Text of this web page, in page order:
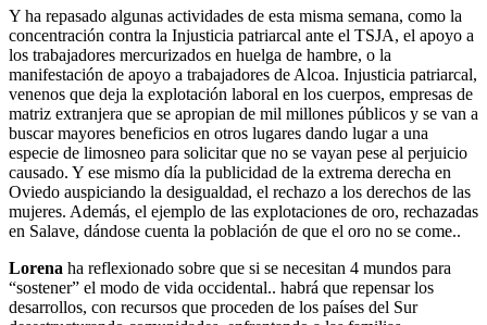
Y ha repasado algunas actividades de esta misma semana, como la
concentración contra la Injusticia patriarcal ante el TSJA, el apoyo a
los trabajadores mercurizados en huelga de hambre, o la
manifestación de apoyo a trabajadores de Alcoa. Injusticia patriarcal,
venenos que deja la explotación laboral en los cuerpos, empresas de
matriz extranjera que se apropian de mil millones públicos y se van a
buscar mayores beneficios en otros lugares dando lugar a una
especie de limosneo para solicitar que no se vayan pese al perjuicio
causado. Y ese mismo día la publicidad de la extrema derecha en
Oviedo auspiciando la desigualdad, el rechazo a los derechos de las
mujeres. Además, el ejemplo de las explotaciones de oro, rechazadas
en Salave, dándose cuenta la población de que el oro no se come..
Lorena ha reflexionado sobre que si se necesitan 4 mundos para
“sostener” el modo de vida occidental.. habrá que repensar los
desarrollos, con recursos que proceden de los países del Sur